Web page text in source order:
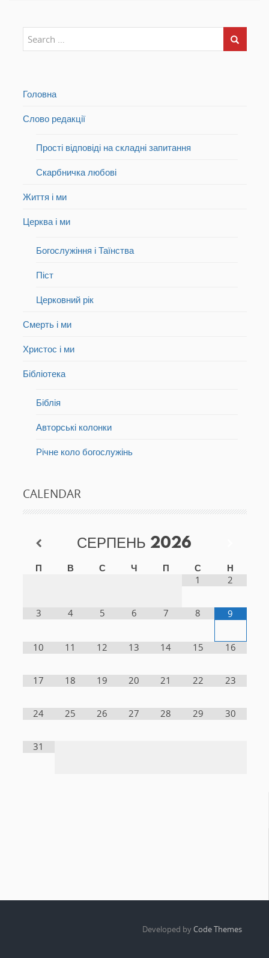
Головна
Слово редакції
Прості відповіді на складні запитання
Скарбничка любові
Життя і ми
Церква і ми
Богослужіння і Таїнства
Піст
Церковний рік
Смерть і ми
Христос і ми
Бібліотека
Біблія
Авторські колонки
Річне коло богослужінь
CALENDAR
СЕРПЕНЬ 2026
П В С Ч П С
Н
1
2
3 4 5 6 7 8 9
10 11 12 13 14 15 16
17 18 19 20 21 22 23
24 25 26 27 28 29 30
31
Developed byCode Themes